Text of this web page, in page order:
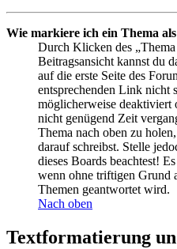
Wie markiere ich ein Thema
Durch Klicken des
Beitragsansicht kannst du
auf die erste Seite des
entsprechenden Link nicht
möglicherweise deaktiviert
nicht genügend Zeit
Thema nach oben zu
darauf schreibst. Stelle
dieses Boards beachtest!
wenn ohne triftigen Grund
Themen geantwortet wird.
Nach oben
Textformatierung